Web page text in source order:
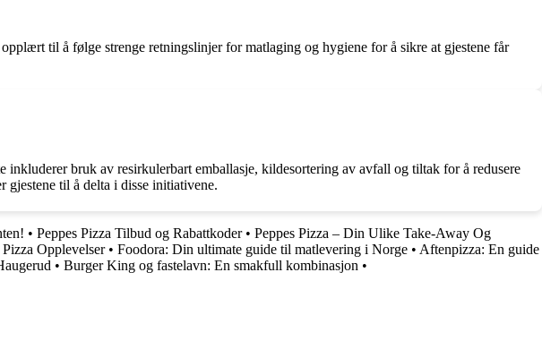
til å følge strenge retningslinjer for matlaging og hygiene for å sikre at gjestene får
bruk av resirkulerbart emballasje, kildesortering av avfall og tiltak for å redusere
til å delta i disse initiativene.
• Peppes Pizza Tilbud og Rabattkoder• Peppes Pizza – Din Ulike Take-Away Og
Opplevelser• Foodora: Din ultimate guide til matlevering i Norge • Aftenpizza: En guide
• Burger King og fastelavn: En smakfull kombinasjon •